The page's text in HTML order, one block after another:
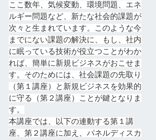
ここ数年、気候変動、環境問題、エネ
ルギー問題など、新たな社会的課題が
次々と生まれています。このような今
までにない課題の解決に、もし、社内
に眠っている技術が役立つことがわか
れば、簡単に新規ビジネスがおこせま
す。そのためには、社会課題の先取り
（第１講座）と新規ビジネスを効果的
に守る（第２講座）ことが鍵となりま
す。
本講座では、以下の連動する第１講
座、第２講座に加え、パネルディスカ